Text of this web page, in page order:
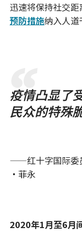
迅速将保持社交
预防措施纳入人道
疫情凸显了
民众的特殊
——红十字国际委
·菲永
2020年1月至6月